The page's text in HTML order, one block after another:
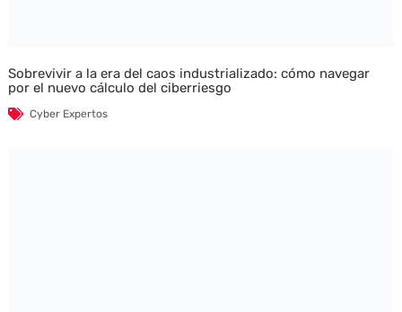
Sobrevivir a la era del caos industrializado: cómo navegar
por el nuevo cálculo del ciberriesgo
Cyber Expertos